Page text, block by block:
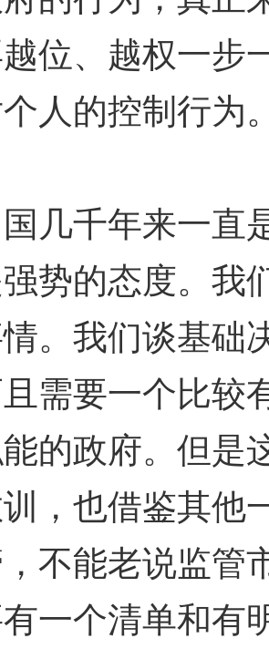
位、越权一步
人的控制行为
千年来一直
势的态度。我
。我们谈基础
需要一个比较
的政府。但是
，也借鉴其他
不能老说监管
一个清单和有